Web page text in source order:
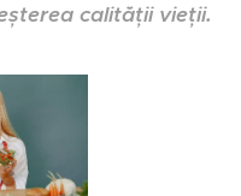
calității vieții.